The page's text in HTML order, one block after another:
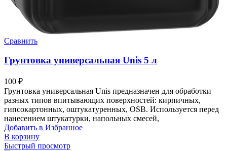
Сравнить
Грунтовка универсальная Unis 5 л
100 ₽
Грунтовка универсальная Unis предназначен для обработки
разных типов впитывающих поверхностей: кирпичных,
гипсокартонных, оштукатуренных, OSB. Используется перед
нанесением штукатурки, напольных смесей,
Добавить в Избранное
В корзину
Быстрый просмотр